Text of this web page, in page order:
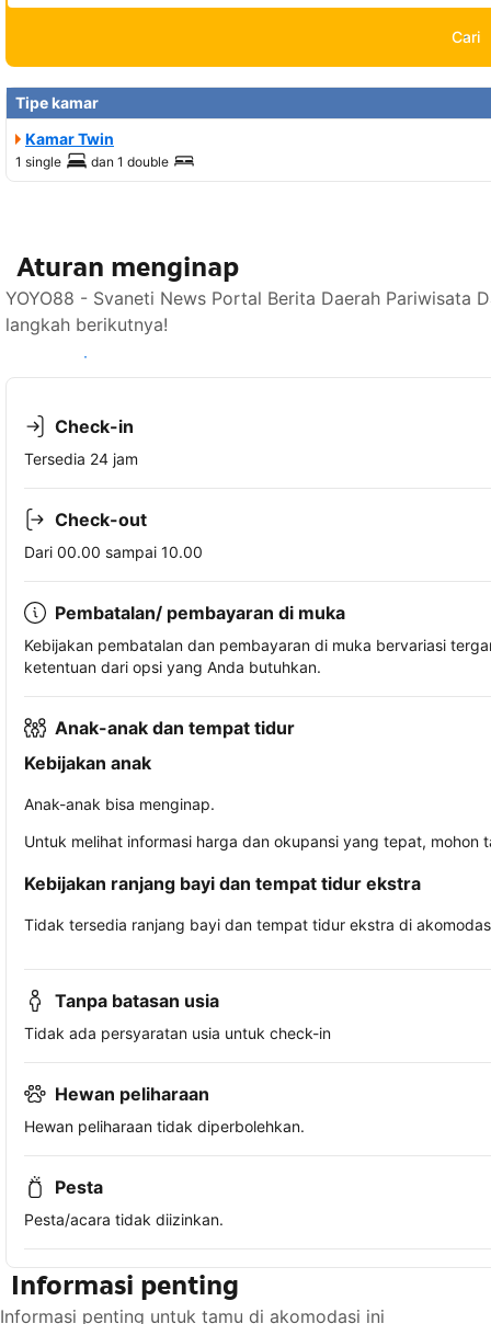
Cari
Tipe kamar
Kamar Twin
1 single dan 1 double
Aturan menginap
YOYO88 - Svaneti News Portal Berita Daerah Pariwisata
langkah berikutnya!
Lihat ketersediaan
Check-in
Tersedia 24 jam
Check-out
Dari 00.00 sampai 10.00
Pembatalan/ pembayaran di muka
Kebijakan pembatalan dan pembayaran di muka bervariasi
ketentuan dari opsi yang Anda butuhkan.
Anak-anak dan tempat tidur
Kebijakan anak
Anak-anak bisa menginap.
Untuk melihat informasi harga dan okupansi yang tepat,
Kebijakan ranjang bayi dan tempat tidur ekstra
Tidak tersedia ranjang bayi dan tempat tidur ekstra di
Tanpa batasan usia
Tidak ada persyaratan usia untuk check-in
Hewan peliharaan
Hewan peliharaan tidak diperbolehkan.
Pesta
Pesta/acara tidak diizinkan.
Informasi penting
Informasi penting untuk tamu di akomodasi ini